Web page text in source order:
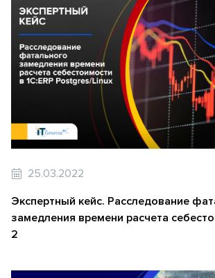
25.03.2022
Экспертный кейс. Расследование
замедления времени расчета
2